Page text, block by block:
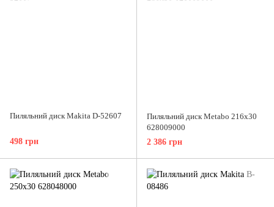
Пиляльний диск Makita D-52607
498 грн
Пиляльний диск Metabo 216x30
628009000
2 386 грн